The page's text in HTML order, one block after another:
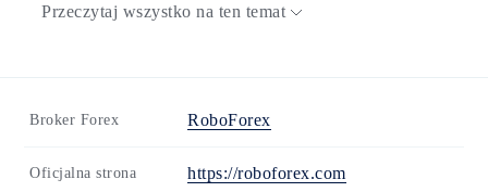
Przeczytaj wszystko na ten temat
Broker Forex RoboForex
Oficjalna strona https://roboforex.com